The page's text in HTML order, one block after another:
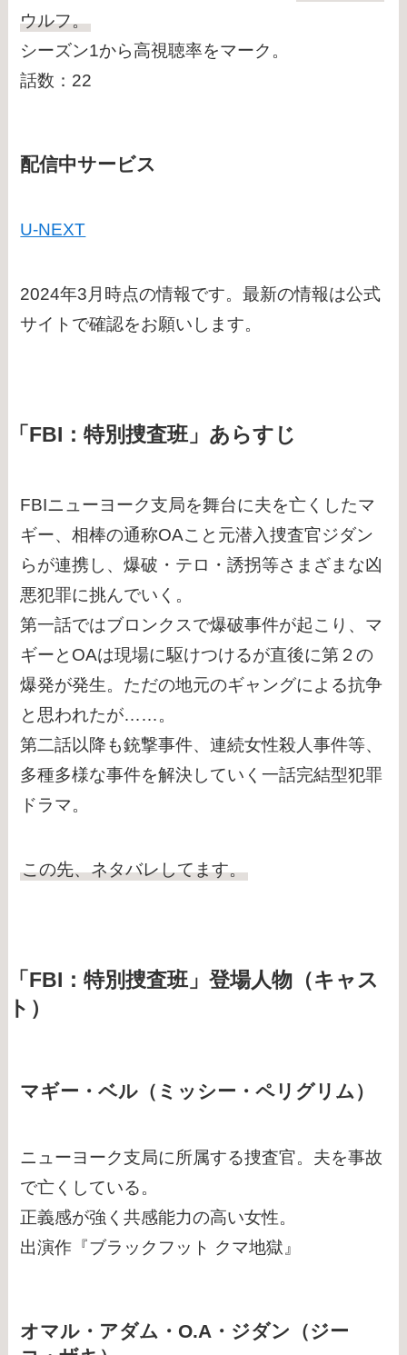
ウルフ。
シーズン1から高視聴率をマーク。
話数：22
配信中サービス
U-NEXT
2024年3月時点の情報です。最新の情報は公式
サイトで確認をお願いします。
「FBI：特別捜査班」あらすじ
FBIニューヨーク支局を舞台に夫を亡くしたマ
ギー、相棒の通称OAこと元潜入捜査官ジダン
らが連携し、爆破・テロ・誘拐等さまざまな凶
悪犯罪に挑んでいく。
第一話ではブロンクスで爆破事件が起こり、マ
ギーとOAは現場に駆けつけるが直後に第２の
爆発が発生。ただの地元のギャングによる抗争
と思われたが……。
第二話以降も銃撃事件、連続女性殺人事件等、
多種多様な事件を解決していく一話完結型犯罪
ドラマ。
この先、ネタバレしてます。
「FBI：特別捜査班」登場人物（キャス
ト）
マギー・ベル（ミッシー・ペリグリム）
ニューヨーク支局に所属する捜査官。夫を事故
で亡くしている。
正義感が強く共感能力の高い女性。
出演作『ブラックフット クマ地獄』
オマル・アダム・O.A・ジダン（ジー